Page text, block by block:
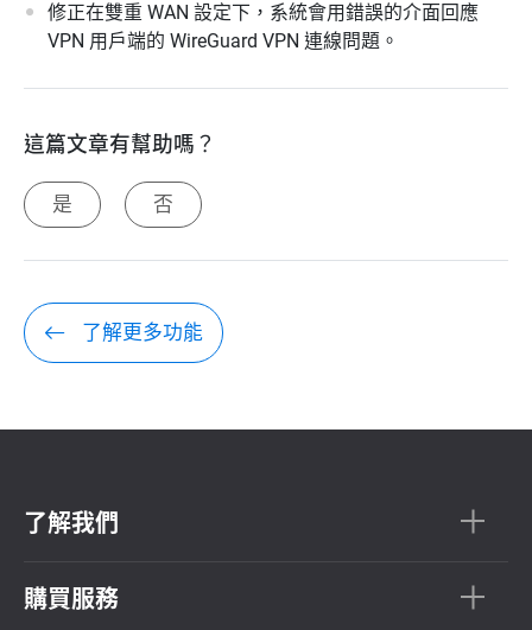
修正在雙重 WAN 設定下，系統會用錯誤的介面回應
VPN 用戶端的 WireGuard VPN 連線問題。
這篇文章有幫助嗎？
是 否
了解更多功能
了解我們
購買服務